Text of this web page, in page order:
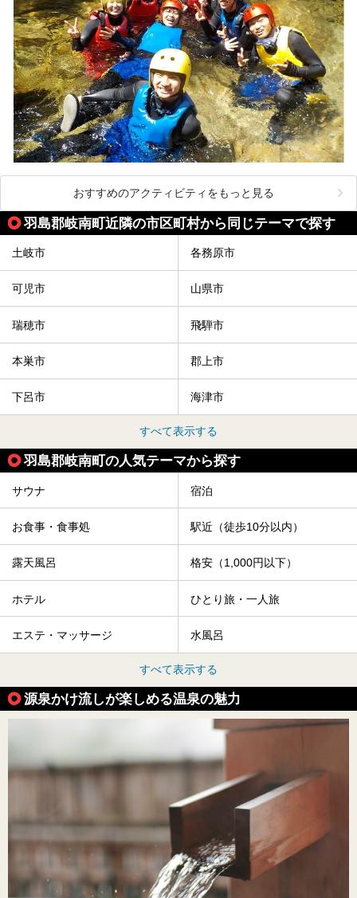
おすすめのアクティビティをもっと見る
羽島郡岐南町近隣の市区町村から同じテーマで探す
土岐市 各務原市
可児市 山県市
瑞穂市 飛騨市
本巣市 郡上市
下呂市 海津市
すべて表示する
羽島郡岐南町の人気テーマから探す
サウナ 宿泊
お食事・食事処 駅近（徒歩10分以内）
露天風呂 格安（1,000円以下）
ホテル ひとり旅・一人旅
エステ・マッサージ 水風呂
すべて表示する
源泉かけ流しが楽しめる温泉の魅力